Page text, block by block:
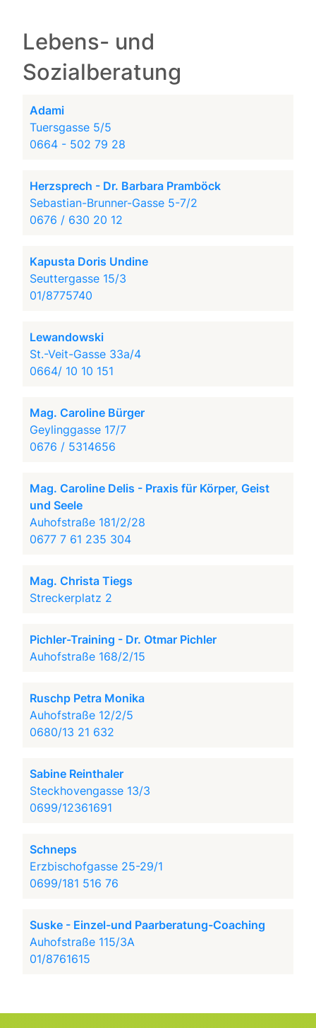
Lebens- und
Sozialberatung
Adami
Tuersgasse 5/5
0664 - 502 79 28
Herzsprech - Dr. Barbara Pramböck
Sebastian-Brunner-Gasse 5-7/2
0676 / 630 20 12
Kapusta Doris Undine
Seuttergasse 15/3
01/8775740
Lewandowski
St.-Veit-Gasse 33a/4
0664/ 10 10 151
Mag. Caroline Bürger
Geylinggasse 17/7
0676 / 5314656
Mag. Caroline Delis - Praxis für Körper, Geist
und Seele
Auhofstraße 181/2/28
0677 7 61 235 304
Mag. Christa Tiegs
Streckerplatz 2
Pichler-Training - Dr. Otmar Pichler
Auhofstraße 168/2/15
Ruschp Petra Monika
Auhofstraße 12/2/5
0680/13 21 632
Sabine Reinthaler
Steckhovengasse 13/3
0699/12361691
Schneps
Erzbischofgasse 25-29/1
0699/181 516 76
Suske - Einzel-und Paarberatung-Coaching
Auhofstraße 115/3A
01/8761615